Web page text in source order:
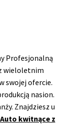
Profesjonalną
wieloletnim
swojej ofercie.
nasion.
Znajdziesz u
Auto kwitnące z